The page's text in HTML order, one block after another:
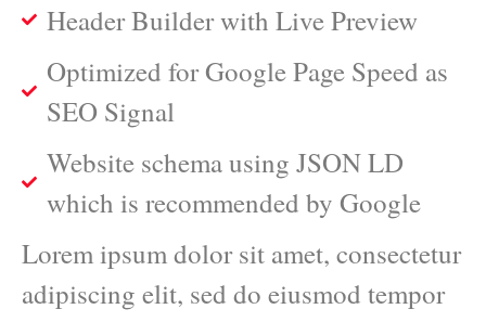
Header Builder with Live Preview
Optimized for Google Page Speed as
SEO Signal
Website schema using JSON LD
which is recommended by Google
Lorem ipsum dolor sit amet, consectetur
adipiscing elit, sed do eiusmod tempor